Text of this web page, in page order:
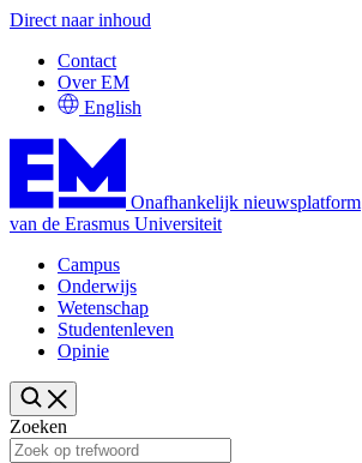
Direct naar inhoud
Contact
Over EM
English
Onafhankelijk nieuwsplatform
van de Erasmus Universiteit
Campus
Onderwijs
Wetenschap
Studentenleven
Opinie
Zoeken